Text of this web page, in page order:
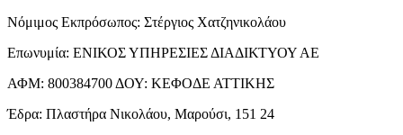
Νόμιμος Εκπρόσωπος: Στέργιος Χατζηνικολάου
Επωνυμία: ΕΝΙΚΟΣ ΥΠΗΡΕΣΙΕΣ ΔΙΑΔΙΚΤΥΟΥ ΑΕ
ΑΦΜ: 800384700 ΔΟΥ: ΚΕΦΟΔΕ ΑΤΤΙΚΗΣ
Έδρα: Πλαστήρα Νικολάου, Μαρούσι, 151 24